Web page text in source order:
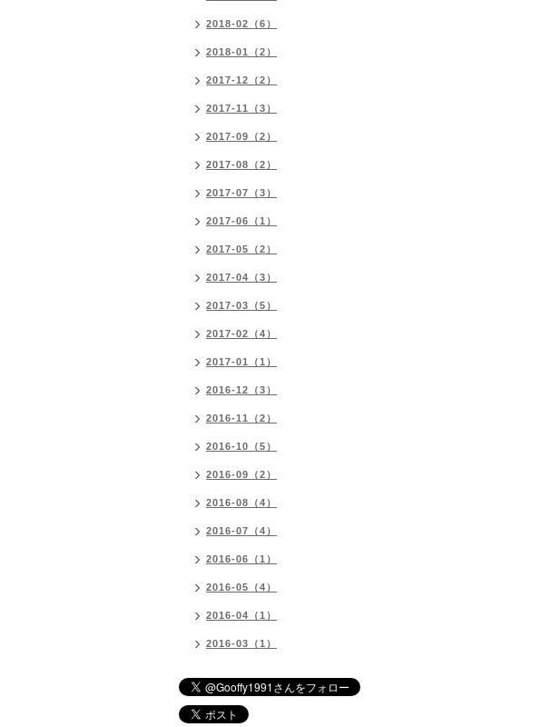
2018-02（6）
2018-01（2）
2017-12（2）
2017-11（3）
2017-09（2）
2017-08（2）
2017-07（3）
2017-06（1）
2017-05（2）
2017-04（3）
2017-03（5）
2017-02（4）
2017-01（1）
2016-12（3）
2016-11（2）
2016-10（5）
2016-09（2）
2016-08（4）
2016-07（4）
2016-06（1）
2016-05（4）
2016-04（1）
2016-03（1）